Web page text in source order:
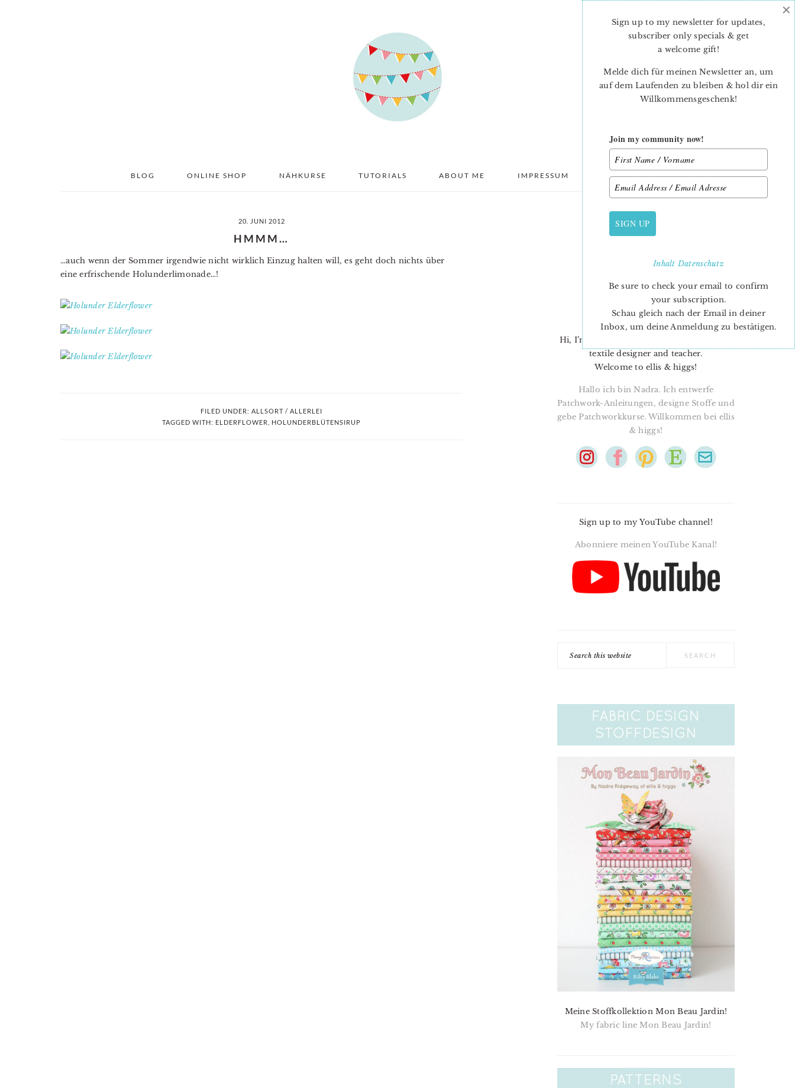
BLOG ONLINE SHOP NÄHKURSE TUTORIALS ABOUT ME IMPRESSUM DATENSCHUTZ
20. JUNI 2012
HMMM…
…auch wenn der Sommer irgendwie nicht wirklich Einzug halten will, es geht doch nichts über
eine erfrischende Holunderlimonade…!
FILED UNDER: ALLSORT / ALLERLEI
TAGGED WITH: ELDERFLOWER HOLUNDERBLÜTENSIRUP
PRIMARY
SIDEBAR
Hi, I’m Nadra. I’m a quilt pattern designer,
textile designer and teacher.
Welcome to ellis & higgs!
Hallo ich bin Nadra. Ich entwerfe
Patchwork-Anleitungen, designe Stoffe und
gebe Patchworkkurse. Willkommen bei ellis
& higgs!
Sign up to my YouTube channel!
Abonniere meinen YouTube Kanal!
Meine Stoffkollektion Mon Beau Jardin!
My fabric line Mon Beau Jardin!
Sign up to my newsletter for updates,
subscriber only specials & get
a welcome gift!
Melde dich für meinen Newsletter an, um
auf dem Laufenden zu bleiben & hol dir ein
Willkommensgeschenk!
Join my community now!
SIGN UP
InhaltDatenschutz
Be sure to check your email to confirm
your subscription.
Schau gleich nach der Email in deiner
Inbox, um deine Anmeldung zu bestätigen.
×